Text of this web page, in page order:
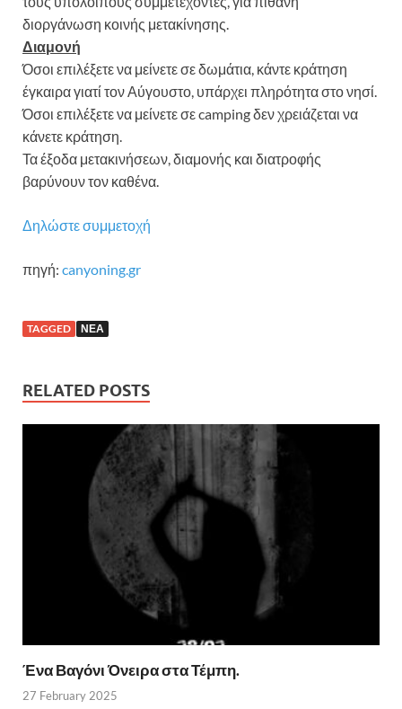
διοργάνωση κοινής μετακίνησης.
Διαμονή
Όσοι επιλέξετε να μείνετε σε δωμάτια, κάντε κράτηση
έγκαιρα γιατί τον Αύγουστο, υπάρχει πληρότητα στο νησί.
Όσοι επιλέξετε να μείνετε σε camping δεν χρειάζεται να
κάνετε κράτηση.
Τα έξοδα μετακινήσεων, διαμονής και διατροφής
βαρύνουν τον καθένα.
Δηλώστε συμμετοχή
πηγή: canyoning.gr
TAGGED ΝΕΑ
RELATED POSTS
Ένα Βαγόνι Όνειρα στα Τέμπη.
27 February 2025